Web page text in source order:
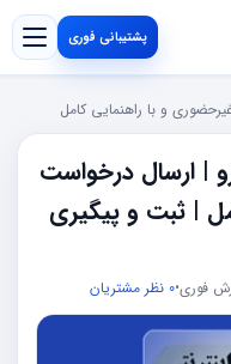
پشتیبانی فوری
و با راهنمایی کامل
| ارسال درخواست
| ثبت و پیگیری
فوری•0 نظر مشتریان